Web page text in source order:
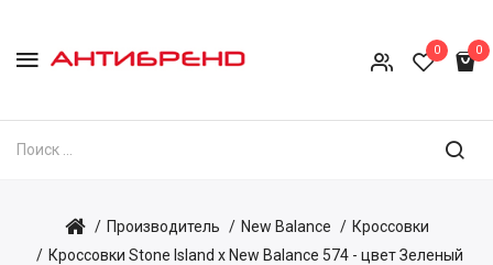
0 0
Производитель New Balance
Кроссовки
Кроссовки Stone Island x New Balance 574 - цвет Зеленый